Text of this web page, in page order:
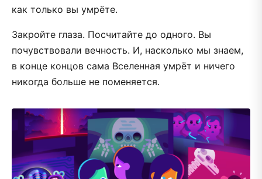
как только вы умрёте.
Закройте глаза. Посчитайте до одного. Вы
почувствовали вечность. И, насколько мы знаем,
в конце концов сама Вселенная умрёт и ничего
никогда больше не поменяется.